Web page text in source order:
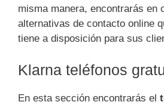
misma manera, encontrarás en
alternativas de contacto online
tiene a disposición para sus
Klarna teléfonos
En esta sección encontrarás el